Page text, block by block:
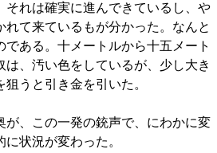
それは確実に進んできているし、や
れて来ているもが分かった。なんと
である。十メートルから十五メート
は、汚い色をしているが、少し大き
うと引き金を引いた。
が、この一発の銃声で、にわかに変
状況が変わった。